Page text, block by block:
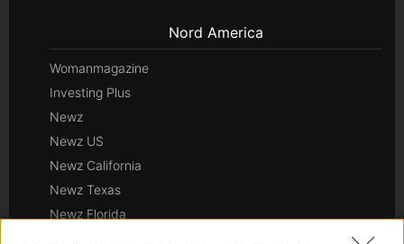
Nord America
Womanmagazine
Investing Plus
Newz
Newz US
Newz California
Newz Texas
Newz Florida